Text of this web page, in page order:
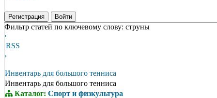
Регистрация Войти
Фильтр статей по ключевому слову: струны
‹
RSS
›
Инвентарь для большого тенниса
Инвентарь для большого тенниса
Каталог: Спорт и физкультура